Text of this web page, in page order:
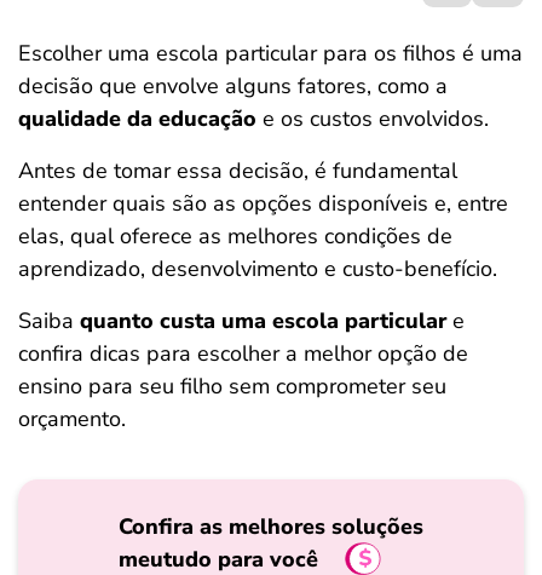
Escolher uma escola particular para os filhos é uma
decisão que envolve alguns fatores, como a
qualidade da educação e os custos envolvidos.
Antes de tomar essa decisão, é fundamental
entender quais são as opções disponíveis e, entre
elas, qual oferece as melhores condições de
aprendizado, desenvolvimento e custo-benefício.
Saiba quanto custa uma escola particulare
confira dicas para escolher a melhor opção de
ensino para seu filho sem comprometer seu
orçamento.
Confira as melhores soluções
meutudo para você